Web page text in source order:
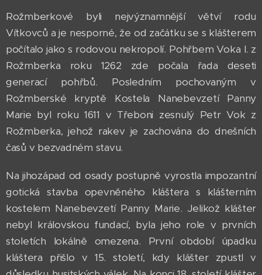
Rožmberkové byli nejvýznamnější větví rodu
Vítkovců a je nesporné, že od začátku se s klášterem
počítalo jako s rodovou nekropolí. Pohřbem Voka I. z
Rožmberka roku 1262 zde počala řada deseti
generací pohřbů. Posledním pochovaným v
Rožmberské kryptě Kostela Nanebevzetí Panny
Marie byl roku 1611 v Třeboni zesnulý Petr Vok z
Rožmberka, jehož rakev je zachována do dnešních
časů v bezvadném stavu.
Na jihozápad od osady postupně vyrostla impozantní
gotická stavba opevněného kláštera s klášterním
kostelem Nanebevzetí Panny Marie. Jelikož klášter
nebyl královskou fundací, byla jeho role v prvních
stoletích lokálně omezena. První období úpadku
kláštera přišlo v 15. století, kdy klášter zpustl v